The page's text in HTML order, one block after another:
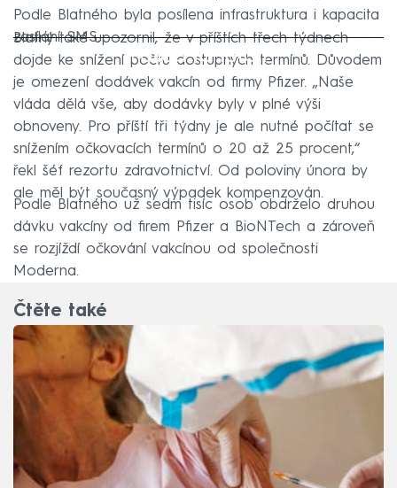
Podle Blatného byla posílena infrastruktura i kapacita
zasílání SMS.
Failed to fetch
Blatný také upozornil, že v příštích třech týdnech
dojde ke snížení počtu dostupných termínů. Důvodem
je omezení dodávek vakcín od firmy Pfizer. „Naše
vláda dělá vše, aby dodávky byly v plné výši
obnoveny. Pro příští tři týdny je ale nutné počítat se
snížením očkovacích termínů o 20 až 25 procent,“
řekl šéf rezortu zdravotnictví. Od poloviny února by
ale měl být současný výpadek kompenzován.
Podle Blatného už sedm tisíc osob obdrželo druhou
dávku vakcíny od firem Pfizer a BioNTech a zároveň
se rozjíždí očkování vakcínou od společnosti
Moderna.
Čtěte také